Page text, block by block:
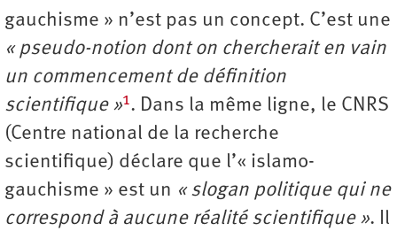
gauchisme » n’est pas un concept. C’est une
« pseudo-notion dont on chercherait en vain
un commencement de définition
scientifique »1. Dans la même ligne, le CNRS
(Centre national de la recherche
scientifique) déclare que l’« islamo-
gauchisme » est un « slogan politique qui ne
correspond à aucune réalité scientifique ». Il